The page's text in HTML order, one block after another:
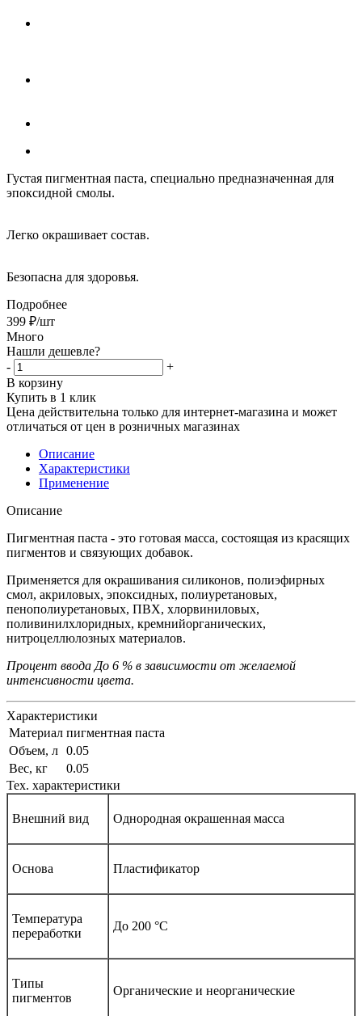
Густая пигментная паста, специально предназначенная для
эпоксидной смолы.
Легко окрашивает состав.
Безопасна для здоровья.
Подробнее
399 ₽/шт
Много
Нашли дешевле?
-
+
В корзину
Купить в 1 клик
Цена действительна только для интернет-магазина и может
отличаться от цен в розничных магазинах
Описание
Характеристики
Применение
Описание
Пигментная паста - это готовая масса, состоящая из красящих
пигментов и связующих добавок.
Применяется для окрашивания силиконов, полиэфирных
смол, акриловых, эпоксидных, полиуретановых,
пенополиуретановых, ПВХ, хлорвиниловых,
поливинилхлоридных, кремнийорганических,
нитроцеллюлозных материалов.
Процент ввода До 6 % в зависимости от желаемой
интенсивности цвета.
Характеристики
Материал пигментная паста
Объем, л 0.05
Вес, кг
0.05
Тех. характеристики
Внешний вид Однородная окрашенная масса
Основа Пластификатор
Температура
переработки
До 200 °С
Типы
пигментов
Органические и неорганические